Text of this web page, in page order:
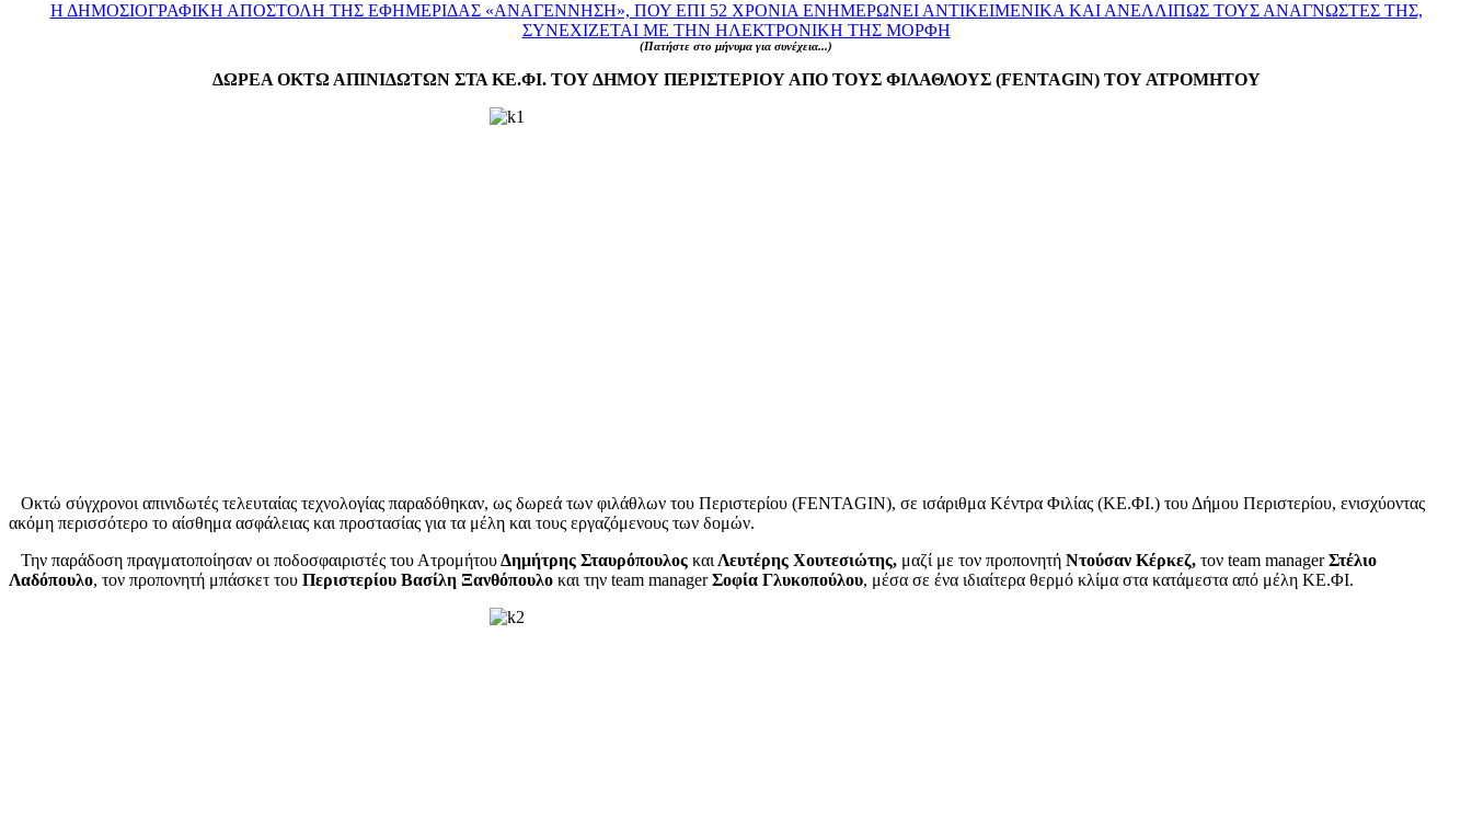
Η ΔΗΜΟΣΙΟΓΡΑΦΙΚΗ ΑΠΟΣΤΟΛΗ ΤΗΣ ΕΦΗΜΕΡΙΔΑΣ «ΑΝΑΓΕΝΝΗΣΗ», ΠΟΥ ΕΠΙ 52 ΧΡΟΝΙΑ ΕΝΗΜΕΡΩΝΕΙ ΑΝΤΙΚΕΙΜΕΝΙΚΑ ΚΑΙ ΑΝΕΛΛΙΠΩΣ ΤΟΥΣ ΑΝΑΓΝΩΣΤΕΣ ΤΗΣ,
ΣΥΝΕΧΙΖΕΤΑΙ ΜΕ ΤΗΝ ΗΛΕΚΤΡΟΝΙΚΗ ΤΗΣ ΜΟΡΦΗ
(Πατήστε στο μήνυμα για συνέχεια...)
ΔΩΡΕΑ ΟΚΤΩ ΑΠΙΝΙΔΩΤΩΝ ΣΤΑ ΚΕ.ΦΙ. ΤΟΥ ΔΗΜΟΥ ΠΕΡΙΣΤΕΡΙΟΥ ΑΠΟ ΤΟΥΣ ΦΙΛΑΘΛΟΥΣ (FENTAGIN) ΤΟΥ ΑΤΡΟΜΗΤΟΥ
Οκτώ σύγχρονοι απινιδωτές τελευταίας τεχνολογίας παραδόθηκαν, ως δωρεά των φιλάθλων του Περιστερίου (FENTAGIN), σε ισάριθμα Κέντρα Φιλίας (ΚΕ.ΦΙ.) του Δήμου Περιστερίου, ενισχύοντας
ακόμη περισσότερο το αίσθημα ασφάλειας και προστασίας για τα μέλη και τους εργαζόμενους των δομών.
Την παράδοση πραγματοποίησαν οι ποδοσφαιριστές του ΑτρομήτουΔημήτρης ΣταυρόπουλοςκαιΛευτέρης Χουτεσιώτης, μαζί με τον προπονητή Ντούσαν Κέρκεζ,τον team managerΣτέλιο
Λαδόπουλο, τον προπονητή μπάσκετ του Περιστερίου Βασίλη Ξανθόπουλο και την team managerΣοφία Γλυκοπούλου, μέσα σε ένα ιδιαίτερα θερμό κλίμα στα κατάμεστα από μέλη ΚΕ.ΦΙ.